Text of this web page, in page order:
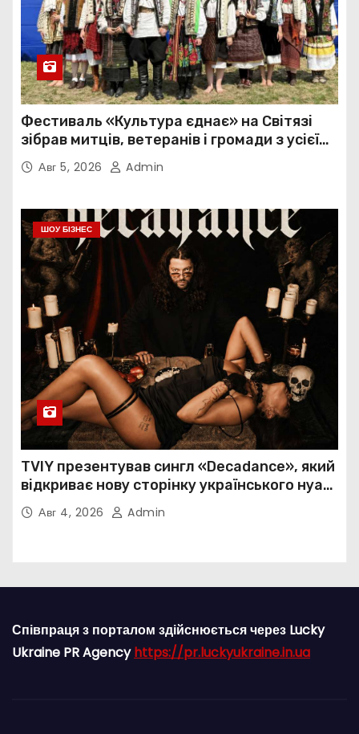
Фестиваль «Культура єднає» на Світязі
зібрав митців, ветеранів і громади з усієї
України
Авг 5, 2026 Admin
ШОУ БІЗНЕС
TVIY презентував сингл «Decadance», який
відкриває нову сторінку українського нуар-
попуАвг 4, 2026 Admin
Співпраця з порталом здійснюється через Lucky
Ukraine PR Agencyhttps://pr.luckyukraine.in.ua